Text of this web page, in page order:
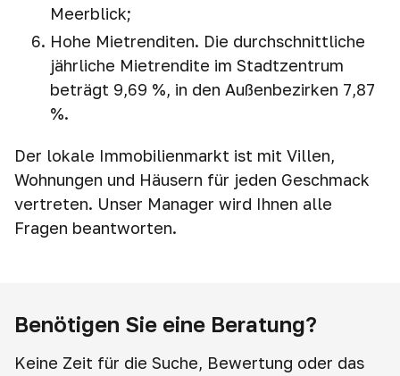
Meerblick;
Hohe Mietrenditen. Die durchschnittliche
jährliche Mietrendite im Stadtzentrum
beträgt 9,69 %, in den Außenbezirken 7,87
%.
Der lokale Immobilienmarkt ist mit Villen,
Wohnungen und Häusern für jeden Geschmack
vertreten. Unser Manager wird Ihnen alle
Fragen beantworten.
Benötigen Sie eine Beratung?
Keine Zeit für die Suche, Bewertung oder das